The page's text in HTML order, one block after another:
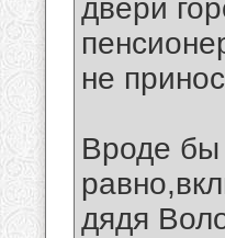
двери
не
Вроде бы
дядя